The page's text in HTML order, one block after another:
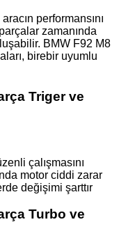
performansını
zamanında
BMW F92 M8
birebir uyumlu
Triger ve
çalışmasını
motor ciddi zarar
değişimi şarttır
Turbo ve